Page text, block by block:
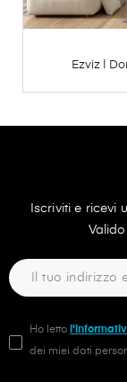
Ezviz |
Iscriviti e ricevi
Ho letto
dei miei dati